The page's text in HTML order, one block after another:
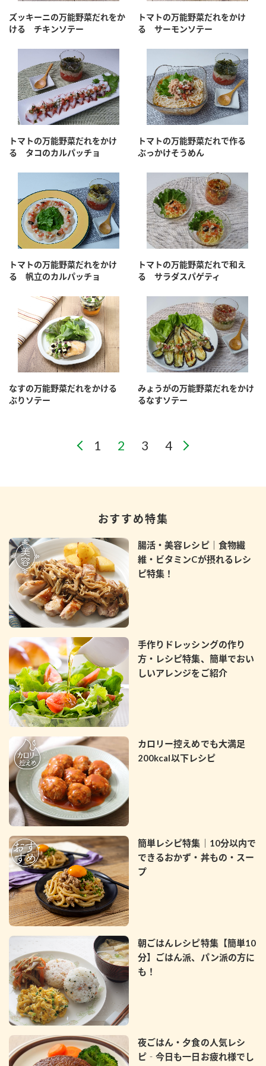
ズッキーニの万能野菜だれをか
ける チキンソテー
トマトの万能野菜だれをかけ
る サーモンソテー
トマトの万能野菜だれをかけ
る タコのカルパッチョ
トマトの万能野菜だれで作る
ぶっかけそうめん
トマトの万能野菜だれをかけ
る 帆立のカルパッチョ
トマトの万能野菜だれで和え
る サラダスパゲティ
なすの万能野菜だれをかける
ぶりソテー
みょうがの万能野菜だれをかけ
るなすソテー
おすすめ特集
腸活・美容レシピ｜食物繊
維・ビタミンCが摂れるレシ
ピ特集！
手作りドレッシングの作り
方・レシピ特集、簡単でおい
しいアレンジをご紹介
カロリー控えめでも大満足
200kcal以下レシピ
簡単レシピ特集｜10分以内で
できるおかず・丼もの・スー
プ
朝ごはんレシピ特集【簡単10
分】ごはん派、パン派の方に
も！
夜ごはん・夕食の人気レシ
ピ‐今日も一日お疲れ様でし